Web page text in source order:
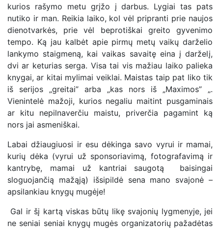
kurios rašymo metu grįžo į darbus. Lygiai tas pats
nutiko ir man. Reikia laiko, kol vėl pripranti prie naujos
dienotvarkės, prie vėl beprotiškai greito gyvenimo
tempo. Ką jau kalbėt apie pirmų metų vaikų darželio
lankymo staigmeną, kai vaikas savaitę eina į darželį,
dvi ar keturias serga. Visa tai vis mažiau laiko palieka
knygai, ar kitai mylimai veiklai. Maistas taip pat liko tik
iš serijos „greitai” arba „kas nors iš „Maximos” „.
Vienintelė mažoji, kurios negaliu maitint pusgaminais
ar kitu nepilnaverčiu maistu, priverčia pagamint ką
nors jai asmeniškai.
Labai džiaugiuosi ir esu dėkinga savo vyrui ir mamai,
kurių dėka (vyrui už sponsoriavimą, fotografavimą ir
kantrybę, mamai už kantriai saugotą baisingai
sloguojančią mažąją) išsipildė sena mano svajonė –
apsilankiau knygų mugėje!
Gal ir šį kartą viskas būtų likę svajonių lygmenyje, jei
ne seniai seniai knygų mugės organizatorių pažadėtas